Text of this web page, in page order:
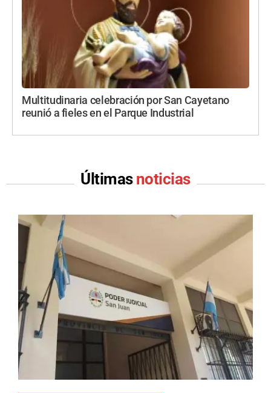
Multitudinaria celebración por San Cayetano
reunió a fieles en el Parque Industrial
Últimas noticias